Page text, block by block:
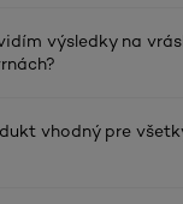
výsledky na
vhodný pre